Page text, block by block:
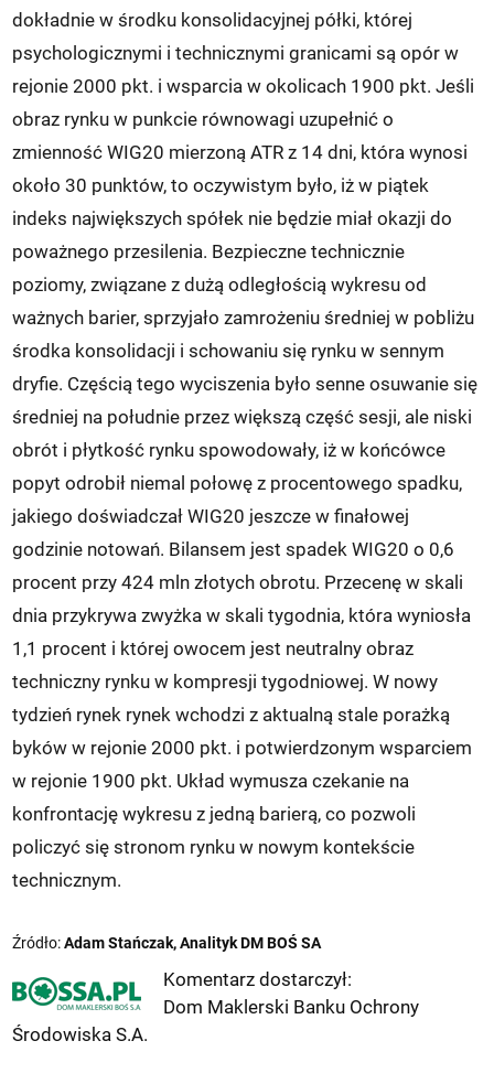
dokładnie w środku konsolidacyjnej półki, której
psychologicznymi i technicznymi granicami są opór w
rejonie 2000 pkt. i wsparcia w okolicach 1900 pkt. Jeśli
obraz rynku w punkcie równowagi uzupełnić o
zmienność WIG20 mierzoną ATR z 14 dni, która wynosi
około 30 punktów, to oczywistym było, iż w piątek
indeks największych spółek nie będzie miał okazji do
poważnego przesilenia. Bezpieczne technicznie
poziomy, związane z dużą odległością wykresu od
ważnych barier, sprzyjało zamrożeniu średniej w pobliżu
środka konsolidacji i schowaniu się rynku w sennym
dryfie. Częścią tego wyciszenia było senne osuwanie się
średniej na południe przez większą część sesji, ale niski
obrót i płytkość rynku spowodowały, iż w końcówce
popyt odrobił niemal połowę z procentowego spadku,
jakiego doświadczał WIG20 jeszcze w finałowej
godzinie notowań. Bilansem jest spadek WIG20 o 0,6
procent przy 424 mln złotych obrotu. Przecenę w skali
dnia przykrywa zwyżka w skali tygodnia, która wyniosła
1,1 procent i której owocem jest neutralny obraz
techniczny rynku w kompresji tygodniowej. W nowy
tydzień rynek rynek wchodzi z aktualną stale porażką
byków w rejonie 2000 pkt. i potwierdzonym wsparciem
w rejonie 1900 pkt. Układ wymusza czekanie na
konfrontację wykresu z jedną barierą, co pozwoli
policzyć się stronom rynku w nowym kontekście
technicznym.
Źródło:Adam Stańczak, Analityk DM BOŚ SA
Komentarz dostarczył:
Dom Maklerski Banku Ochrony
Środowiska S.A.